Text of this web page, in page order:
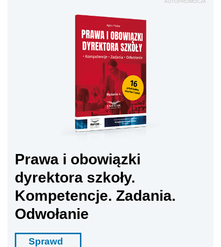
Prawa i obowiązki
dyrektora szkoły.
Kompetencje. Zadania.
Odwołanie
Zakres dokumentów wymaganych do złożenia
razem z wnioskiem odofinansowanie
instytucja zarządzająca danym programem
operacyjnym. Wszystkie wymagane
tym studium wykonalności) podlegać będą